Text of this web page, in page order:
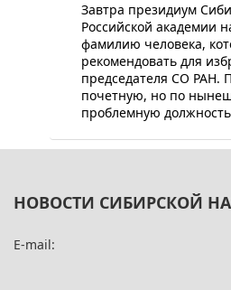
​Завтра президиум
Российской академии
фамилию человека,
рекомендовать для
председателя СО РАН.
почетную, но по
проблемную
НОВОСТИ СИБИРСКОЙ
E-mail: